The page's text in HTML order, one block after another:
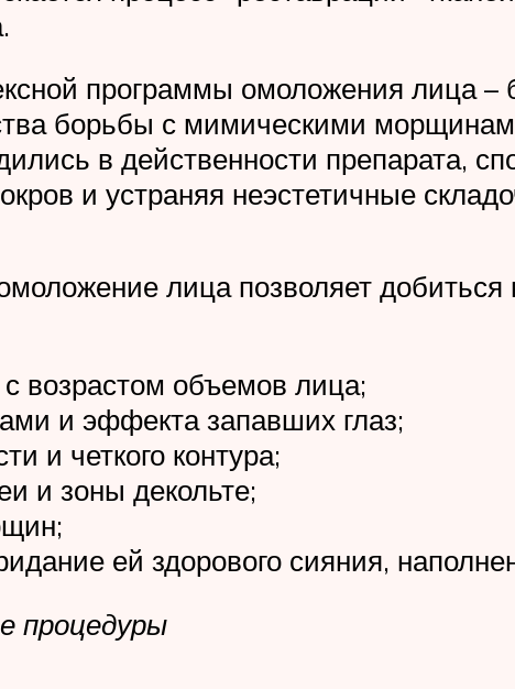
программы омоложения лица –
борьбы с мимическими
в действенности препарата,
и устраняя неэстетичные
лица позволяет
возрастом объемов лица;
и эффекта запавших глаз;
и четкого контура;
и зоны декольте;
ей здорового сияния,
процедуры